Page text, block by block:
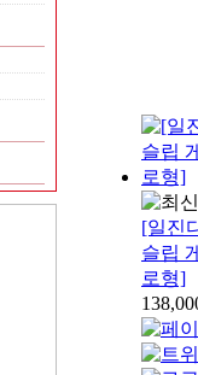
[일진
슬립
로형]